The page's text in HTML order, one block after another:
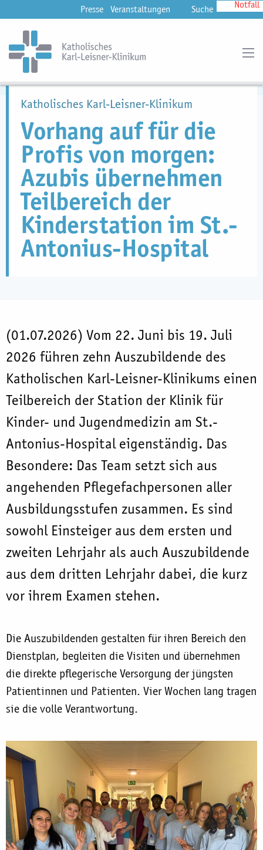
Presse Veranstaltungen Suche Notfall
Katholisches Karl-Leisner-Klinikum
Vorhang auf für die
Profis von morgen:
Azubis übernehmen
Teilbereich der
Kinderstation im St.-
Antonius-Hospital
(01.07.2026) Vom 22. Juni bis 19. Juli
2026 führen zehn Auszubildende des
Katholischen Karl-Leisner-Klinikums einen
Teilbereich der Station der Klinik für
Kinder- und Jugendmedizin am St.-
Antonius-Hospital eigenständig. Das
Besondere: Das Team setzt sich aus
angehenden Pflegefachpersonen aller
Ausbildungsstufen zusammen. Es sind
sowohl Einsteiger aus dem ersten und
zweiten Lehrjahr als auch Auszubildende
aus dem dritten Lehrjahr dabei, die kurz
vor ihrem Examen stehen.
Die Auszubildenden gestalten für ihren Bereich den
Dienstplan, begleiten die Visiten und übernehmen
die direkte pflegerische Versorgung der jüngsten
Patientinnen und Patienten. Vier Wochen lang tragen
sie die volle Verantwortung.